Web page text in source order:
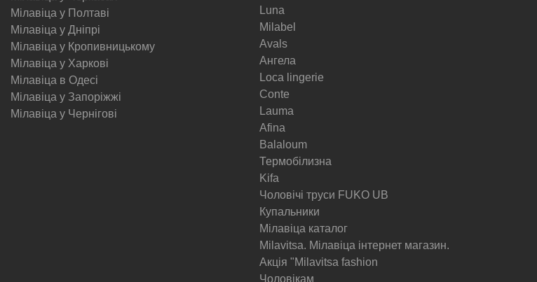
Мілавіца у Полтаві
Мілавіца у Дніпрі
Мілавіца у Кропивницькому
Мілавіца у Харкові
Мілавіца в Одесі
Мілавіца у Запоріжжі
Мілавіца у Чернігові
Luna
Milabel
Avals
Ангела
Loca lingerie
Conte
Lauma
Afina
Balaloum
Термобілизна
Kifa
Чоловічі труси FUKO UB
Купальники
Мілавіца каталог
Milavitsa. Мілавіца інтернет магазин.
Акція "Milavitsa fashion
Чоловікам